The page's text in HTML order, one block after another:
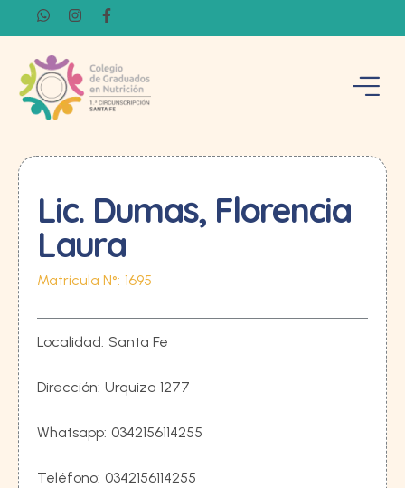
Lic. Dumas, Florencia
Laura
Matrícula N°: 1695
Localidad: Santa Fe
Dirección: Urquiza 1277
Whatsapp: 0342156114255
Teléfono: 0342156114255